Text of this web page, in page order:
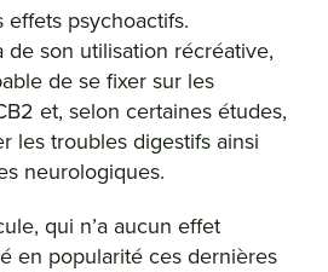
psychoactifs.
de son utilisation récréative,
de se fixer sur les
et, selon certaines études,
les troubles digestifs ainsi
neurologiques.
qui n’a aucun effet
en popularité ces dernières